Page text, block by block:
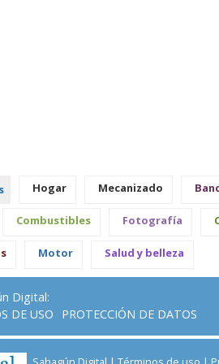
Hogar Mecanizado
Combustibles Fotografía
Motor Salud y belleza
Digital:
DE USO PROTECCIÓN DE DATOS